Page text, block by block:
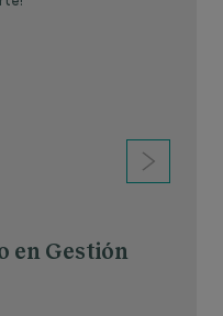
en Gestión